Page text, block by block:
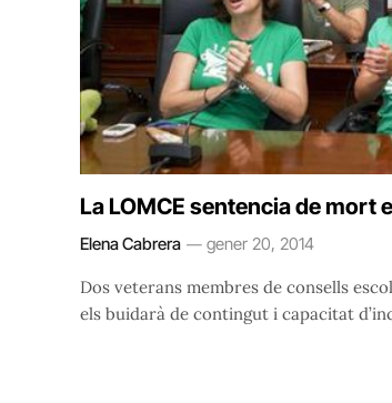
La LOMCE sentencia de mort
Elena Cabrera gener 20, 2014
Dos veterans membres de consells
els buidarà de contingut i capacitat